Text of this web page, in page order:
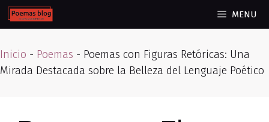
Skip
to
MENU
Inicio - Poemas - Poemas con Figuras Retóricas: Una
Mirada Destacada sobre la Belleza del Lenguaje Poético